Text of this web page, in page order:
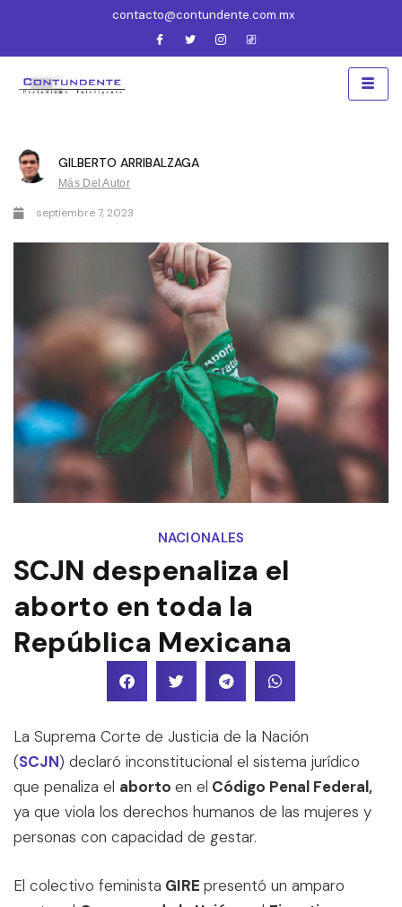
contacto@contundente.com.mx
GILBERTO ARRIBALZAGA
Más Del Autor
septiembre 7, 2023
NACIONALES
SCJN despenaliza el
aborto en toda la
República Mexicana
La Suprema Corte de Justicia de la Nación
(SCJN) declaró inconstitucional el sistema jurídico
que penaliza el aborto en el Código Penal Federal,
ya que viola los derechos humanos de las mujeres y
personas con capacidad de gestar.
El colectivo feminista GIRE presentó un amparo